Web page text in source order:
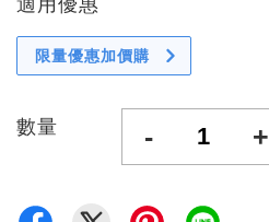
適用優惠
限量優惠加價購
數量 - +